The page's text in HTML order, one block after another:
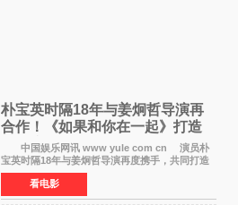
朴宝英时隔18年与姜炯哲导演再
合作！《如果和你在一起》打造
奇幻浪漫喜剧
中国娱乐网讯 www yule com cn 演员朴
宝英时隔18年与姜炯哲导演再度携手，共同打造
备受期待的浪漫喜剧新作《如果和你在一起》
（暂定名）。据OSEN报道，朴宝英将出演该片
女主角，自2008年《
看电影